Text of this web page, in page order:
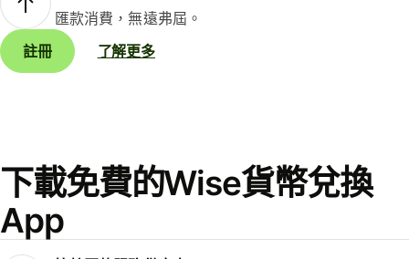
匯款消費，無遠弗屆。
註冊
了解更多
下載免費的Wise貨幣兌換
App